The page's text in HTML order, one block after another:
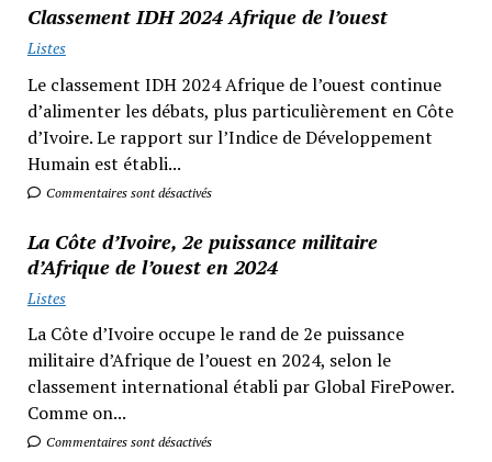
Classement IDH 2024 Afrique de l’ouest
Listes
Le classement IDH 2024 Afrique de l’ouest continue
d’alimenter les débats, plus particulièrement en Côte
d’Ivoire. Le rapport sur l’Indice de Développement
Humain est établi...
Commentaires sont désactivés
La Côte d’Ivoire, 2e puissance militaire
d’Afrique de l’ouest en 2024
Listes
La Côte d’Ivoire occupe le rand de 2e puissance
militaire d’Afrique de l’ouest en 2024, selon le
classement international établi par Global FirePower.
Comme on...
Commentaires sont désactivés